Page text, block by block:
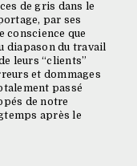
de gris dans le
par ses
conscience que
diapason du travail
leurs “clients”
et dommages
passé
de notre
après le